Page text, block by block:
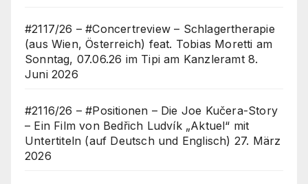
#2117/26 – #Concertreview – Schlagertherapie
(aus Wien, Österreich) feat. Tobias Moretti am
Sonntag, 07.06.26 im Tipi am Kanzleramt 8.
Juni 2026
#2116/26 – #Positionen – Die Joe Kučera-Story
– Ein Film von Bedřich Ludvík „Aktuel“ mit
Untertiteln (auf Deutsch und Englisch) 27. März
2026